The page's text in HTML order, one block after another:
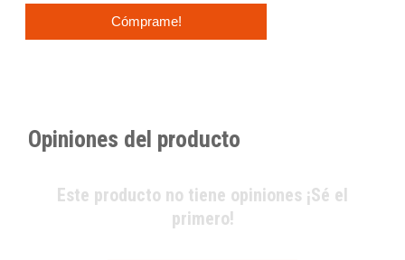
Cómprame!
Opiniones del producto
Este producto no tiene opiniones ¡Sé el
primero!